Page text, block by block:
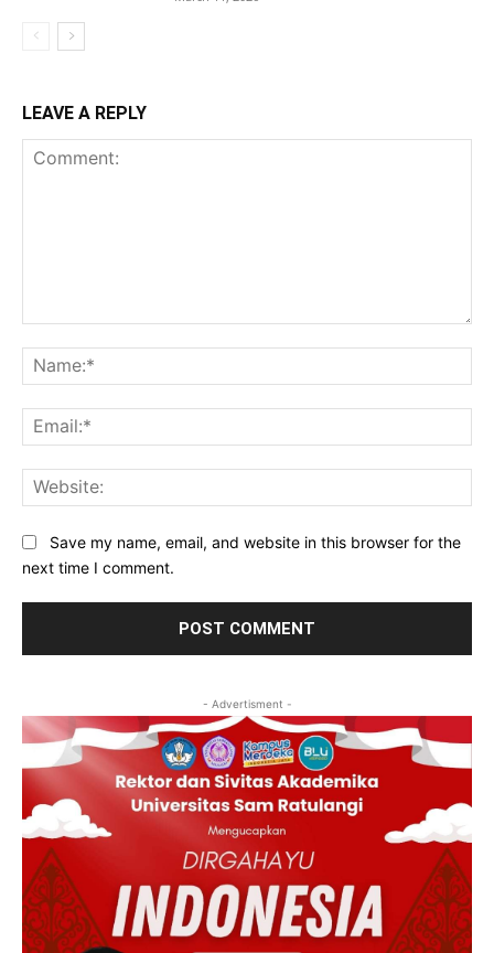
LEAVE A REPLY
Save my name, email, and website in this browser for the
next time I comment.
- Advertisment -